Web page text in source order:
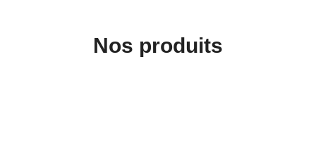
Nos produits